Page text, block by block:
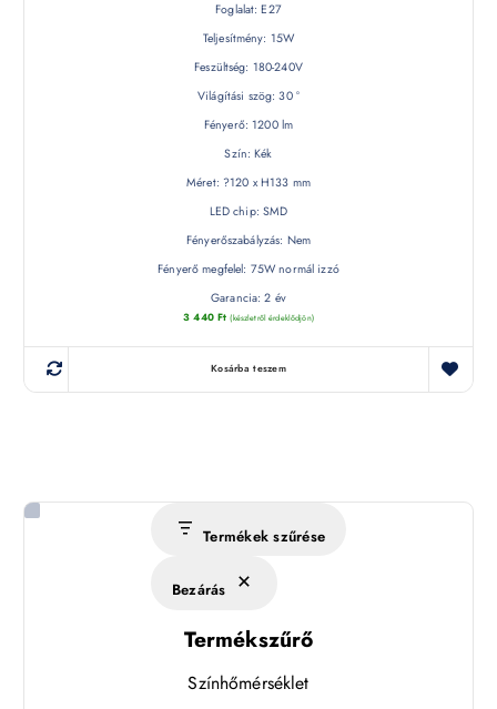
Foglalat: E27
Teljesítmény: 15W
Feszültség: 180-240V
Világítási szög: 30 °
Fényerő: 1200 lm
Szín: Kék
Méret: ?120 x H133 mm
LED chip: SMD
Fényerőszabályzás: Nem
Fényerő megfelel: 75W normál izzó
Garancia: 2 év
3 440 Ft (készletről érdeklődjön)
Kosárba teszem
Termékek szűrése
Bezárás
Termékszűrő
Színhőmérséklet